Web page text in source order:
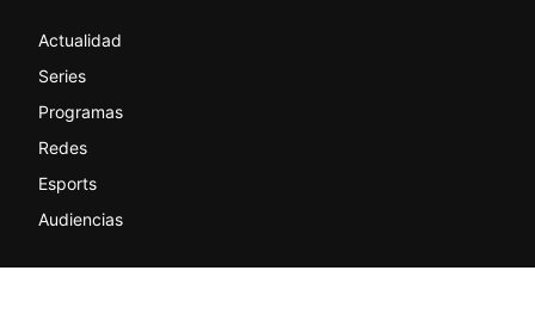
Actualidad
Series
Programas
Redes
Esports
Audiencias